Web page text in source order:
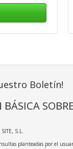
Boletín!
S.L.
planteadas por el